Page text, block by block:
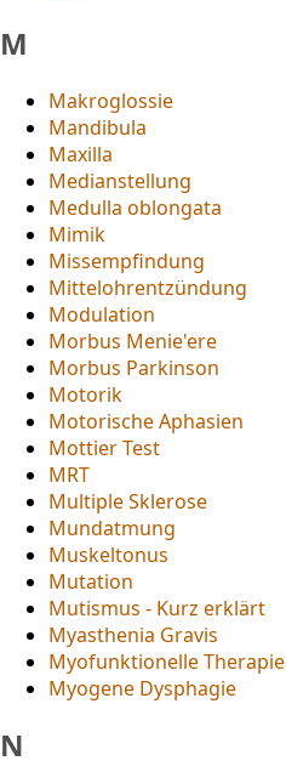
M
Makroglossie
Mandibula
Maxilla
Medianstellung
Medulla oblongata
Mimik
Missempfindung
Mittelohrentzündung
Modulation
Morbus Menie'ere
Morbus Parkinson
Motorik
Motorische Aphasien
Mottier Test
MRT
Multiple Sklerose
Mundatmung
Muskeltonus
Mutation
Mutismus - Kurz erklärt
Myasthenia Gravis
Myofunktionelle Therapie
Myogene Dysphagie
N